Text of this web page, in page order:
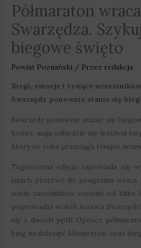
Półmaraton
Swarzędza.
biegowe święto
Powiat Poznański / Przez redakcja
Biegi, emocje i tysiące
Swarzędz ponownie stanie się
Swarzędz ponownie stanie się
koniec maja odbędzie się festiwal
który co roku przyciąga tysiące
Tegoroczna edycja zapowiada się
latach przerwy do programu wraca
wielu zawodników czekało od kilku
poprowadzi wokół Jeziora
się z dwóch pętli. Oprócz
bieg na dziesięć kilometrów oraz